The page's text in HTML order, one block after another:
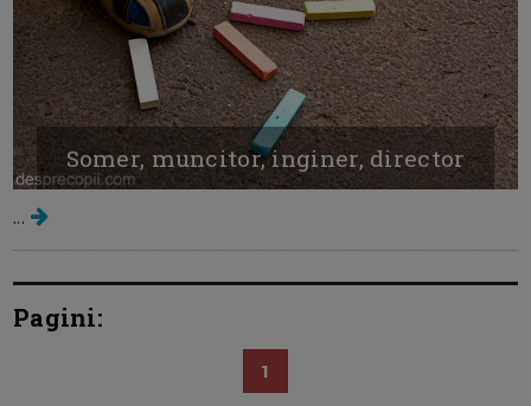
Somer, muncitor, inginer, director
...
Pagini:
1